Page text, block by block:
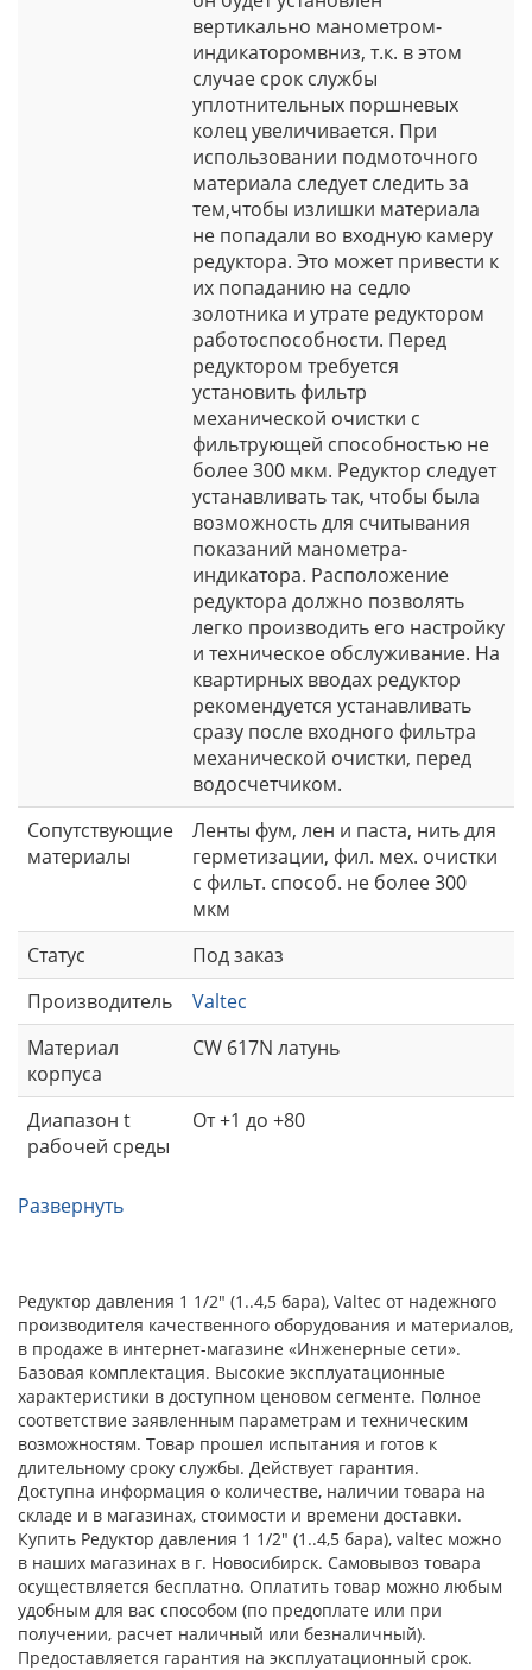
вертикально манометром-
индикаторомвниз, т.к. в этом
случае срок службы
уплотнительных поршневых
колец увеличивается. При
использовании подмоточного
материала следует следить за
тем,чтобы излишки материала
не попадали во входную камеру
редуктора. Это может привести к
их попаданию на седло
золотника и утрате редуктором
работоспособности. Перед
редуктором требуется
установить фильтр
механической очистки с
фильтрующей способностью не
более 300 мкм. Редуктор следует
устанавливать так, чтобы была
возможность для считывания
показаний манометра-
индикатора. Расположение
редуктора должно позволять
легко производить его настройку
и техническое обслуживание. На
квартирных вводах редуктор
рекомендуется устанавливать
сразу после входного фильтра
механической очистки, перед
водосчетчиком.
Сопутствующие
материалы
Ленты фум, лен и паста, нить для
герметизации, фил. мех. очистки
с фильт. способ. не более 300
мкм
Статус
Под заказ
Производитель
Valtec
Материал
корпуса
CW 617N латунь
Диапазон t
рабочей среды
От +1 до +80
Развернуть
Редуктор давления 1 1/2" (1..4,5 бара), Valtec от надежного
производителя качественного оборудования и материалов,
в продаже в интернет-магазине «Инженерные сети».
Базовая комплектация. Высокие эксплуатационные
характеристики в доступном ценовом сегменте. Полное
соответствие заявленным параметрам и техническим
возможностям. Товар прошел испытания и готов к
длительному сроку службы. Действует гарантия.
Доступна информация о количестве, наличии товара на
складе и в магазинах, стоимости и времени доставки.
Купить Редуктор давления 1 1/2" (1..4,5 бара), valtec можно
в наших магазинах в г. Новосибирск. Самовывоз товара
осуществляется бесплатно. Оплатить товар можно любым
удобным для вас способом (по предоплате или при
получении, расчет наличный или безналичный).
Предоставляется гарантия на эксплуатационный срок.